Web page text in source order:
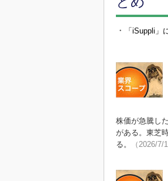
・ 「iSuppli」
株価が急騰し
がある。東芝
る。
（2026/7/